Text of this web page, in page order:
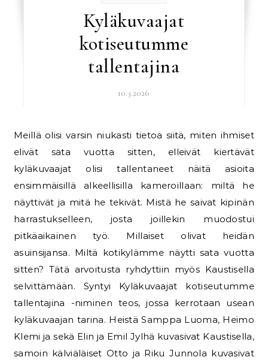
Kyläkuvaajat
kotiseutumme
tallentajina
10.3.2026
Meillä olisi varsin niukasti tietoa siitä, miten ihmiset
elivät sata vuotta sitten, elleivät kiertävät
kyläkuvaajat olisi tallentaneet näitä asioita
ensimmäisillä alkeellisilla kameroillaan: miltä he
näyttivät ja mitä he tekivät. Mistä he saivat kipinän
harrastukselleen, josta joillekin muodostui
pitkäaikainen työ. Millaiset olivat heidän
asuinsijansa. Miltä kotikylämme näytti sata vuotta
sitten? Tätä arvoitusta ryhdyttiin myös Kaustisella
selvittämään. Syntyi Kyläkuvaajat kotiseutumme
tallentajina -niminen teos, jossa kerrotaan usean
kyläkuvaajan tarina. Heistä Samppa Luoma, Heimo
Klemi ja sekä Elin ja Emil Jylhä kuvasivat Kaustisella,
samoin kälviäläiset Otto ja Riku Junnola kuvasivat